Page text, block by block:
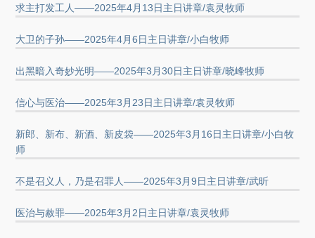
求主打发工人——2025年4月13日主日讲章/袁灵牧师
大卫的子孙——2025年4月6日主日讲章/小白牧师
出黑暗入奇妙光明——2025年3月30日主日讲章/晓峰牧师
信心与医治——2025年3月23日主日讲章/袁灵牧师
新郎、新布、新酒、新皮袋——2025年3月16日主日讲章/小白牧
师
不是召义人，乃是召罪人——2025年3月9日主日讲章/武昕
医治与赦罪——2025年3月2日主日讲章/袁灵牧师